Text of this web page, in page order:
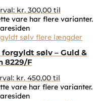
kr. 300,00 til
vare har flere varianter.
sølv – Guld &
8229/F
kr. 450,00 til
vare har flere varianter.